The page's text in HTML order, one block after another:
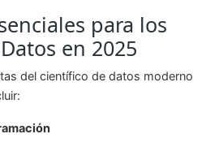
para los
en 2025
del científico de datos moderno